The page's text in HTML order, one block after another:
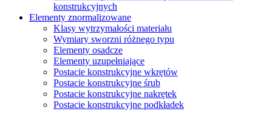
konstrukcyjnych
Elementy znormalizowane
Klasy wytrzymałości materiału
Wymiary sworzni różnego typu
Elementy osadcze
Elementy uzupełniające
Postacie konstrukcyjne wkrętów
Postacie konstrukcyjne śrub
Postacie konstrukcyjne nakrętek
Postacie konstrukcyjne podkładek